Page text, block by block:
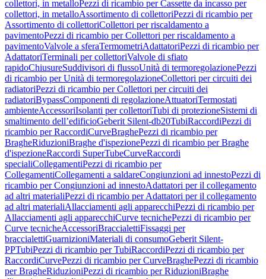
collettori, in metalloPezzi di ricambio per Cassette da incasso per
collettori, in metalloAssortimento di collettoriPezzi di ricambio per
Assortimento di collettoriCollettori per riscaldamento a
pavimentoPezzi di ricambio per Collettori per riscaldamento a
pavimentoValvole a sferaTermometriAdattatoriPezzi di ricambio per
AdattatoriTerminali per collettoriValvole di sfiato
rapidoChiusureSuddivisori di flussoUnità di termoregolazionePezzi
di ricambio per Unità di termoregolazioneCollettori per circuiti dei
radiatoriPezzi di ricambio per Collettori per circuiti dei
radiatoriBypassComponenti di regolazioneAttuatoriTermostati
ambienteAccessoriIsolanti per collettoriTubi di protezioneSistemi di
smaltimento dell’edificioGeberit Silent-db20TubiRaccordiPezzi di
ricambio per RaccordiCurveBraghePezzi di ricambio per
BragheRiduzioniBraghe d'ispezionePezzi di ricambio per Braghe
d'ispezioneRaccordi SuperTubeCurveRaccordi
specialiCollegamentiPezzi di ricambio per
CollegamentiCollegamenti a saldareCongiunzioni ad innestoPezzi di
ricambio per Congiunzioni ad innestoAdattatori per il collegamento
ad altri materialiPezzi di ricambio per Adattatori per il collegamento
ad altri materialiAllacciamenti agli apparecchiPezzi di ricambio per
Allacciamenti agli apparecchiCurve tecnichePezzi di ricambio per
Curve tecnicheAccessoriBraccialettiFissaggi per
braccialettiGuarnizioniMateriali di consumoGeberit Silent-
PPTubiPezzi di ricambio per TubiRaccordiPezzi di ricambio per
RaccordiCurvePezzi di ricambio per CurveBraghePezzi di ricambio
per BragheRiduzioniPezzi di ricambio per RiduzioniBraghe